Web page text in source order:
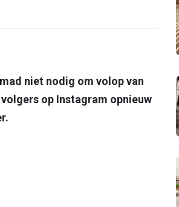
niet nodig om volop van
op Instagram opnieuw